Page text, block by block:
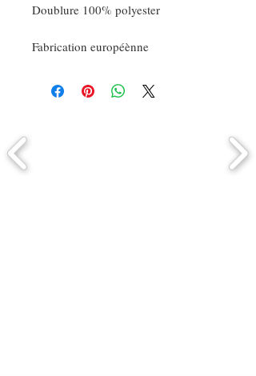
Doublure 100% polyester
Fabrication européènne